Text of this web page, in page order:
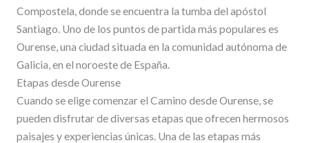
Compostela, donde se encuentra la tumba del apóstol
Santiago. Uno de los puntos de partida más populares es
Ourense, una ciudad situada en la comunidad autónoma de
Galicia, en el noroeste de España.
Etapas desde Ourense
Cuando se elige comenzar el Camino desde Ourense, se
pueden disfrutar de diversas etapas que ofrecen hermosos
paisajes y experiencias únicas. Una de las etapas más